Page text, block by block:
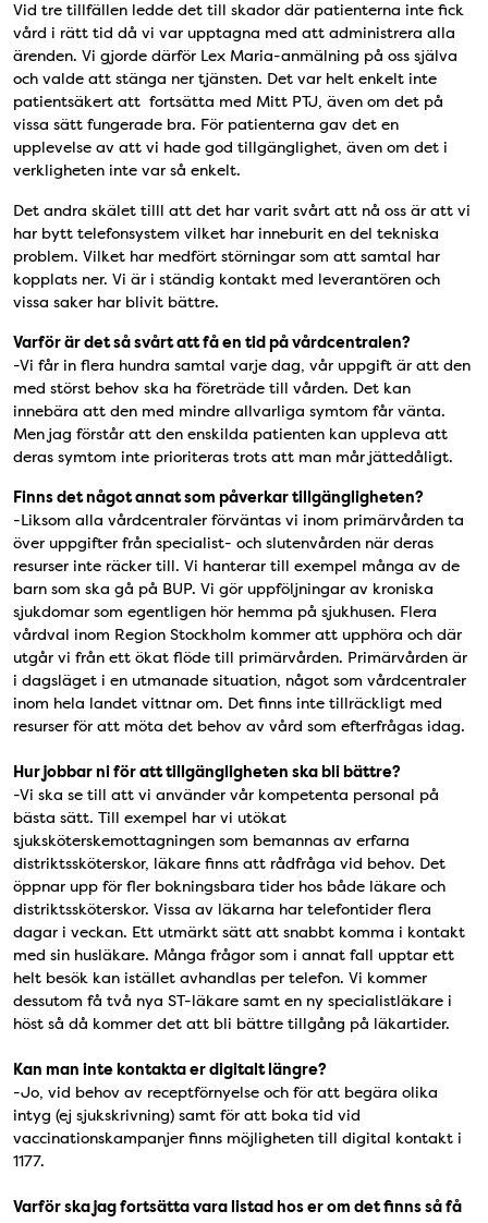
Vid tre tillfällen ledde det till skador där patienterna inte fick
vård i rätt tid då vi var upptagna med att administrera alla
ärenden. Vi gjorde därför Lex Maria-anmälning på oss själva
och valde att stänga ner tjänsten. Det var helt enkelt inte
patientsäkert att fortsätta med Mitt PTJ, även om det på
vissa sätt fungerade bra. För patienterna gav det en
upplevelse av att vi hade god tillgänglighet, även om det i
verkligheten inte var så enkelt.
Det andra skälet tilll att det har varit svårt att nå oss är att vi
har bytt telefonsystem vilket har inneburit en del tekniska
problem. Vilket har medfört störningar som att samtal har
kopplats ner. Vi är i ständig kontakt med leverantören och
vissa saker har blivit bättre.
Varför är det så svårt att få en tid på vårdcentralen?
-Vi får in flera hundra samtal varje dag, vår uppgift är att den
med störst behov ska ha företräde till vården. Det kan
innebära att den med mindre allvarliga symtom får vänta.
Men jag förstår att den enskilda patienten kan uppleva att
deras symtom inte prioriteras trots att man mår jättedåligt.
Finns det något annat som påverkar tillgängligheten?
-Liksom alla vårdcentraler förväntas vi inom primärvården ta
över uppgifter från specialist- och slutenvården när deras
resurser inte räcker till. Vi hanterar till exempel många av de
barn som ska gå på BUP. Vi gör uppföljningar av kroniska
sjukdomar som egentligen hör hemma på sjukhusen. Flera
vårdval inom Region Stockholm kommer att upphöra och där
utgår vi från ett ökat flöde till primärvården. Primärvården är
i dagsläget i en utmanade situation, något som vårdcentraler
inom hela landet vittnar om. Det finns inte tillräckligt med
resurser för att möta det behov av vård som efterfrågas idag.
Hur jobbar ni för att tillgängligheten ska bli bättre?
-Vi ska se till att vi använder vår kompetenta personal på
bästa sätt. Till exempel har vi utökat
sjuksköterskemottagningen som bemannas av erfarna
distriktssköterskor, läkare finns att rådfråga vid behov. Det
öppnar upp för fler bokningsbara tider hos både läkare och
distriktssköterskor. Vissa av läkarna har telefontider flera
dagar i veckan. Ett utmärkt sätt att snabbt komma i kontakt
med sin husläkare. Många frågor som i annat fall upptar ett
helt besök kan istället avhandlas per telefon. Vi kommer
dessutom få två nya ST-läkare samt en ny specialistläkare i
höst så då kommer det att bli bättre tillgång på läkartider.
Kan man inte kontakta er digitalt längre?
-Jo, vid behov av receptförnyelse och för att begära olika
intyg (ej sjukskrivning) samt för att boka tid vid
vaccinationskampanjer finns möjligheten till digital kontakt i
1177.
Varför ska jag fortsätta vara listad hos er om det finns så få